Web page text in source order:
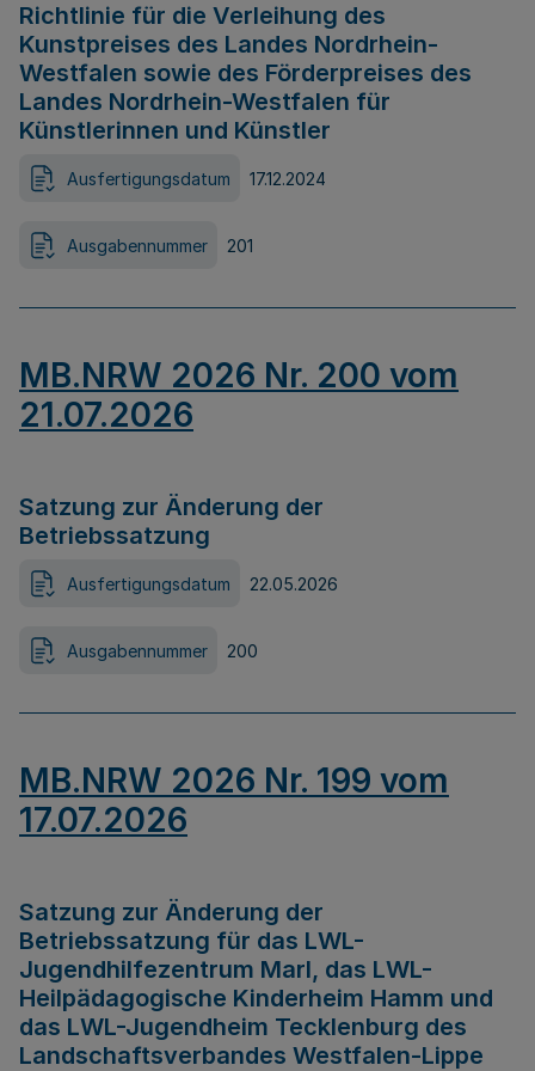
Richtlinie für die Verleihung des
Kunstpreises des Landes Nordrhein-
Westfalen sowie des Förderpreises des
Landes Nordrhein-Westfalen für
Künstlerinnen und Künstler
Ausfertigungsdatum 17.12.2024
Ausgabennummer 201
MB.NRW 2026 Nr. 200 vom
21.07.2026
Satzung zur Änderung der
Betriebssatzung
Ausfertigungsdatum 22.05.2026
Ausgabennummer 200
MB.NRW 2026 Nr. 199 vom
17.07.2026
Satzung zur Änderung der
Betriebssatzung für das LWL-
Jugendhilfezentrum Marl, das LWL-
Heilpädagogische Kinderheim Hamm und
das LWL-Jugendheim Tecklenburg des
Landschaftsverbandes Westfalen-Lippe